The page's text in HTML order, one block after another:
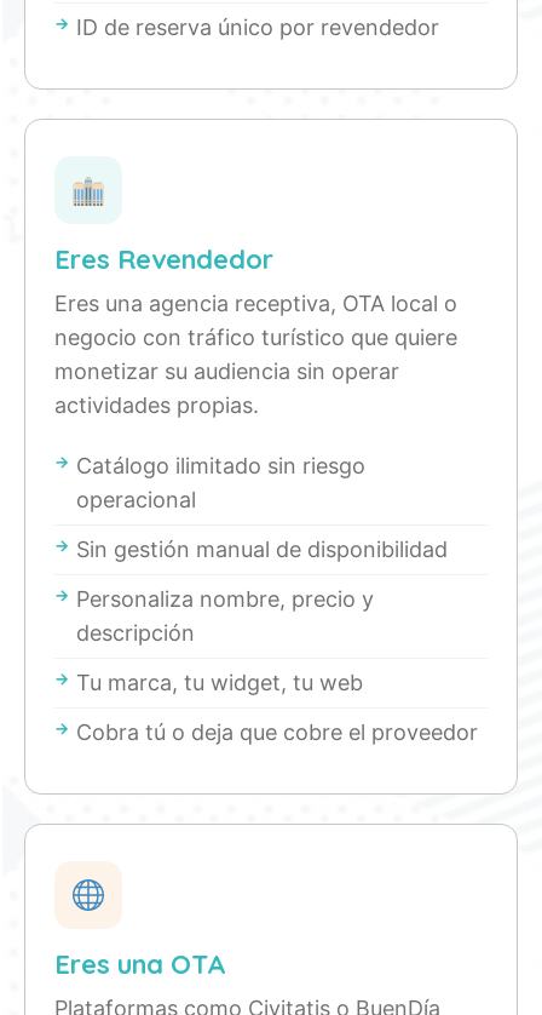
ID de reserva único por revendedor
Eres Revendedor
Eres una agencia receptiva, OTA local o
negocio con tráfico turístico que quiere
monetizar su audiencia sin operar
actividades propias.
Catálogo ilimitado sin riesgo
operacional
Sin gestión manual de disponibilidad
Personaliza nombre, precio y
descripción
Tu marca, tu widget, tu web
Cobra tú o deja que cobre el proveedor
Eres una OTA
Plataformas como Civitatis o BuenDía